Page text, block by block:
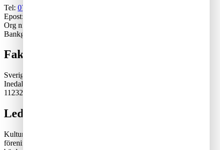
Tel: 070-671 79 46
Epost:
Org nr: 802402-2561
Bankgiro:5553-1339
Fakturaadress
Sveriges Kulturskoleråd
Inedalsgatan 15
11232 Stockholm
Lediga tjänster
Kulturskolerådet är en ideell, partipolitiskt och fackligt obunden
förening där kommuner samverkar för en tillgänglig och